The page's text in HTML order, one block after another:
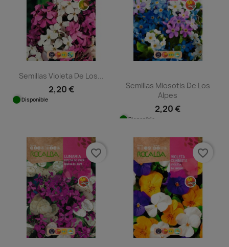
Semillas Violeta De Los...
2,20 €
Disponible
Semillas Miosotis De Los
Alpes
2,20 €
Disponible
favorite_border favorite_border